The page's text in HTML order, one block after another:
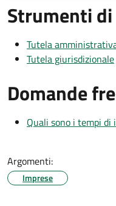
Strumenti
Tutela
Tutela giurisdizionale
Domande
Quali sono i tempi
Argomenti:
Imprese